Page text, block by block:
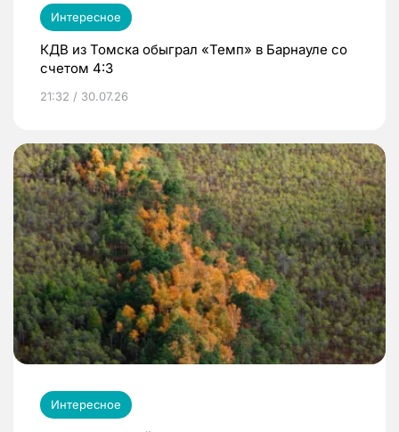
Интересное
КДВ из Томска обыграл «Темп» в Барнауле со
счетом 4:3
21:32 / 30.07.26
Интересное